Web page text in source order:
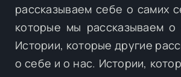
рассказываем себе о самих
которые мы рассказываем о
Истории, которые другие
о себе и о нас. Истории,